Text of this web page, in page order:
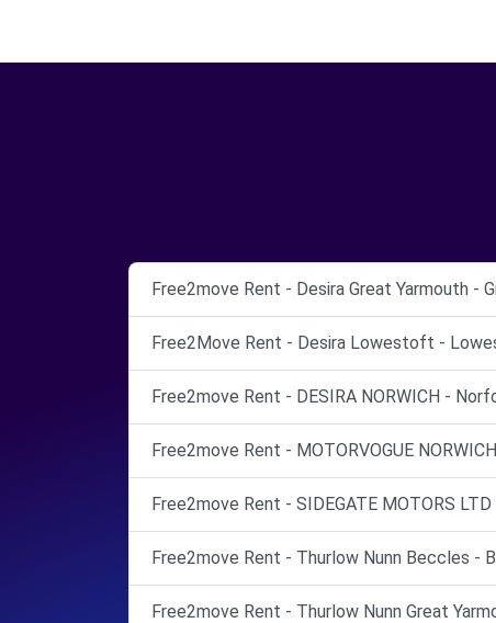
Free2move Rent - Desira Great Yarmouth -
Free2Move Rent - Desira Lowestoft -
Free2move Rent - DESIRA NORWICH -
Free2move Rent - MOTORVOGUE
Free2move Rent - SIDEGATE MOTORS
Free2move Rent - Thurlow Nunn Beccles -
Free2move Rent - Thurlow Nunn Great